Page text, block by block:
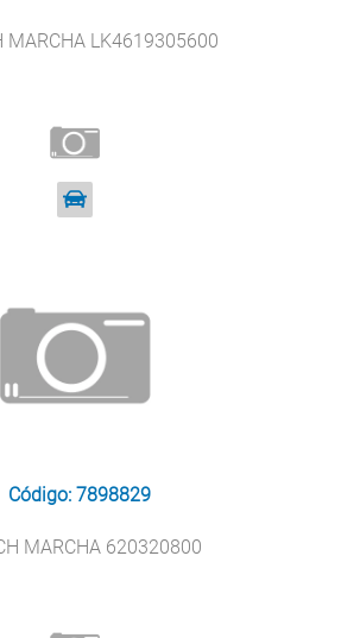
MARCHA LK4619305600
Código: 7898829
MARCHA 620320800